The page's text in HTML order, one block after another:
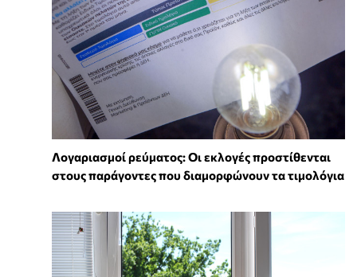
Λογαριασμοί ρεύματος: Οι εκλογές προστίθενται
στους παράγοντες που διαμορφώνουν τα τιμολόγια